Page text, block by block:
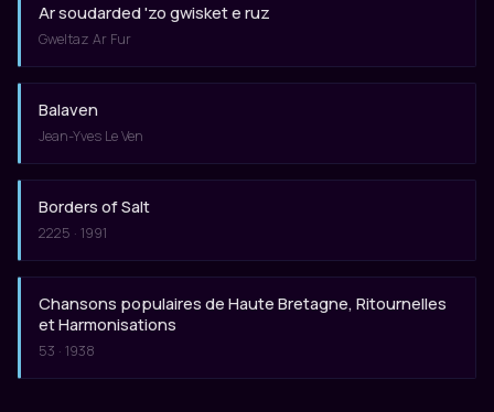
Ar soudarded 'zo gwisket e ruz
Gweltaz Ar Fur
Balaven
Jean-Yves Le Ven
Borders of Salt
2225 · 1991
Chansons populaires de Haute Bretagne, Ritournelles
et Harmonisations
53 · 1938